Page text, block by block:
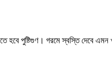
পুষ্টিগুণ। গরমে স্বস্তি দেবে এমন